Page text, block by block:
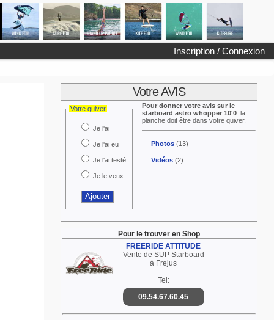
Inscription / Connexion
Votre AVIS
Votre quiver
Je l'ai
Je l'ai eu
Je l'ai testé
Je le veux
Pour donner votre avis sur le
starboard astro whopper 10'0: la
planche doit être dans votre quiver.
Photos(13)
Vidéos(2)
Pour le trouver en Shop
FREERIDE ATTITUDE
Vente de SUP Starboard
à Frejus
Tel:
09.54.67.60.45